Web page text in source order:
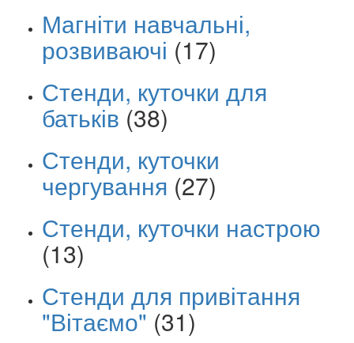
Магніти навчальні,
розвиваючі (17)
Стенди, куточки для
батьків (38)
Стенди, куточки
чергування (27)
Стенди, куточки настрою
(13)
Стенди для привітання
"Вітаємо" (31)